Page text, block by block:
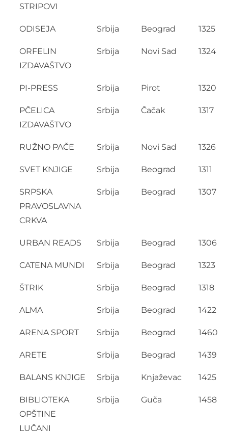
STRIPOVI
ODISEJA Srbija Beograd 1325
ORFELIN
IZDAVAŠTVO
Srbija Novi Sad 1324
PI-PRESS Srbija Pirot 1320
PČELICA
IZDAVAŠTVO
Srbija Čačak 1317
RUŽNO PAČE Srbija Novi Sad 1326
SVET KNJIGE Srbija Beograd 1311
SRPSKA
PRAVOSLAVNA
CRKVA
Srbija Beograd 1307
URBAN READS Srbija Beograd 1306
CATENA MUNDI Srbija Beograd 1323
ŠTRIK Srbija Beograd 1318
ALMA Srbija Beograd 1422
ARENA SPORT Srbija Beograd 1460
ARETE Srbija Beograd 1439
BALANS KNJIGE Srbija Knjaževac 1425
BIBLIOTEKA
OPŠTINE
LUČANI
Srbija Guča 1458